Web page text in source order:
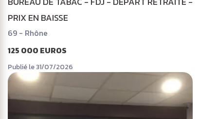
PRIX EN BAISSE
69 - Rhône
125 000 EUROS
Publié le 31/07/2026